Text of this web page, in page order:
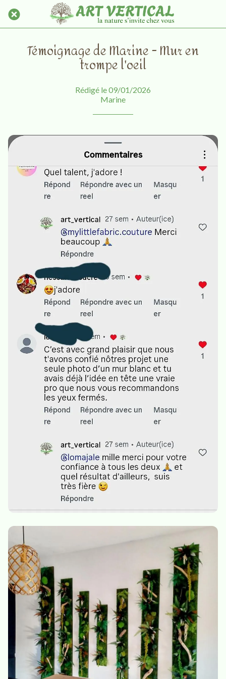
Témoignage de Marine - Mur en
trompe l'oeil
Rédigé le 09/01/2026
Marine